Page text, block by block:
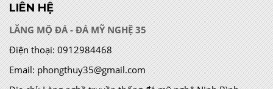
LIÊN HỆ
LĂNG MỘ ĐÁ - ĐÁ MỸ NGHỆ 35
Điện thoại: 0912984468
Email: phongthuy35@gmail.com